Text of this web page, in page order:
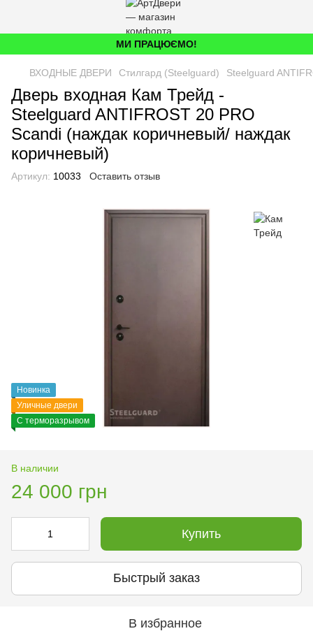
МИ ПРАЦЮЄМО!
ВХОДНЫЕ ДВЕРИ Стилгард (Steelguard) Steelguard
Дверь входная Кам Трейд -
Steelguard ANTIFROST 20 PRO
Scandi (наждак коричневый/ наждак
коричневый)
Артикул: 10033 Оставить отзыв
Новинка
Уличные двери
С терморазрывом
В наличии
24 000 грн
Купить
Быстрый заказ
В избранное